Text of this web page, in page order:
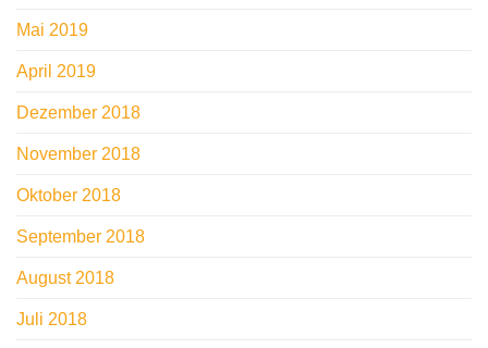
Mai 2019
April 2019
Dezember 2018
November 2018
Oktober 2018
September 2018
August 2018
Juli 2018